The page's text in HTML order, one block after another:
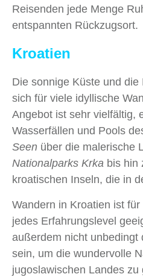
Reisenden jede Menge
entspannten Rückzugsort.
Kroatien
Die sonnige Küste und
sich für viele idyllische
Angebot ist sehr vielfältig,
Wasserfällen und Pools
Seen über die malerische
Nationalparks Krka bis hin
kroatischen Inseln, die in
Wandern in Kroatien ist
jedes Erfahrungslevel
außerdem nicht unbedingt
sein, um die wundervolle
jugoslawischen Landes